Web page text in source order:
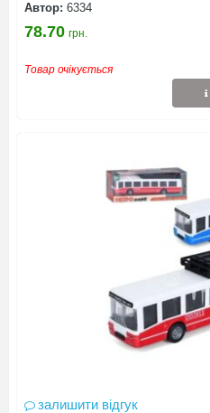
Автор: 6334
78.70 грн.
Товар очікується
залишити відгук